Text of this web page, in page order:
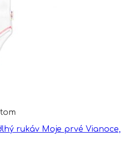
rukáv Moje prvé Vianoce,